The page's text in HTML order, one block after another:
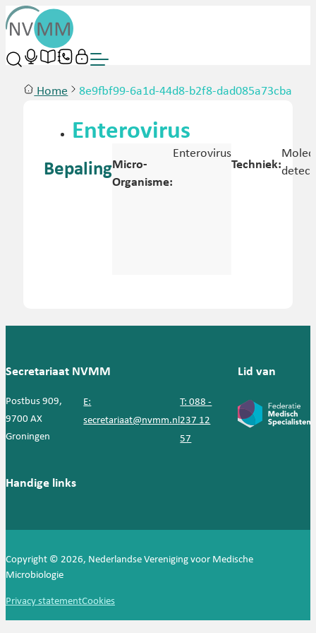
Home 8e9fbf99-6a1d-44d8-b2f8-dad085a73cba
Enterovirus
BepalingMicro-
Organisme:
Enterovirus
Techniek:
Secretariaat NVMM
Postbus 909,
9700 AX
Groningen
E:
secretariaat@nvmm.nl
T: 088 -
237 12
57
Lid van
Handige links
Copyright © 2026, Nederlandse Vereniging voor Medische
Microbiologie
Privacy statementCookies